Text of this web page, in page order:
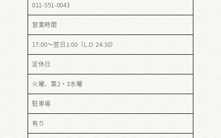
011-551-0043
営業時間
17:00～翌日1:00（L.O 24:30）
定休日
火曜、第2・3水曜
駐車場
有り